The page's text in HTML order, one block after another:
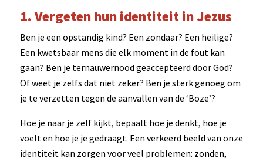
1. Vergeten hun identiteit in Jezus
Ben je een opstandig kind? Een zondaar? Een heilige?
Een kwetsbaar mens die elk moment in de fout kan
gaan? Ben je ternauwernood geaccepteerd door God?
Of weet je zelfs dat niet zeker? Ben je sterk genoeg om
je te verzetten tegen de aanvallen van de ‘Boze’?
Hoe je naar je zelf kijkt, bepaalt hoe je denkt, hoe je
voelt en hoe je je gedraagt. Een verkeerd beeld van onze
identiteit kan zorgen voor veel problemen: zonden,